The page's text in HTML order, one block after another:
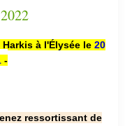
Harkis à l'Élysée le 20
-
ressortissant de